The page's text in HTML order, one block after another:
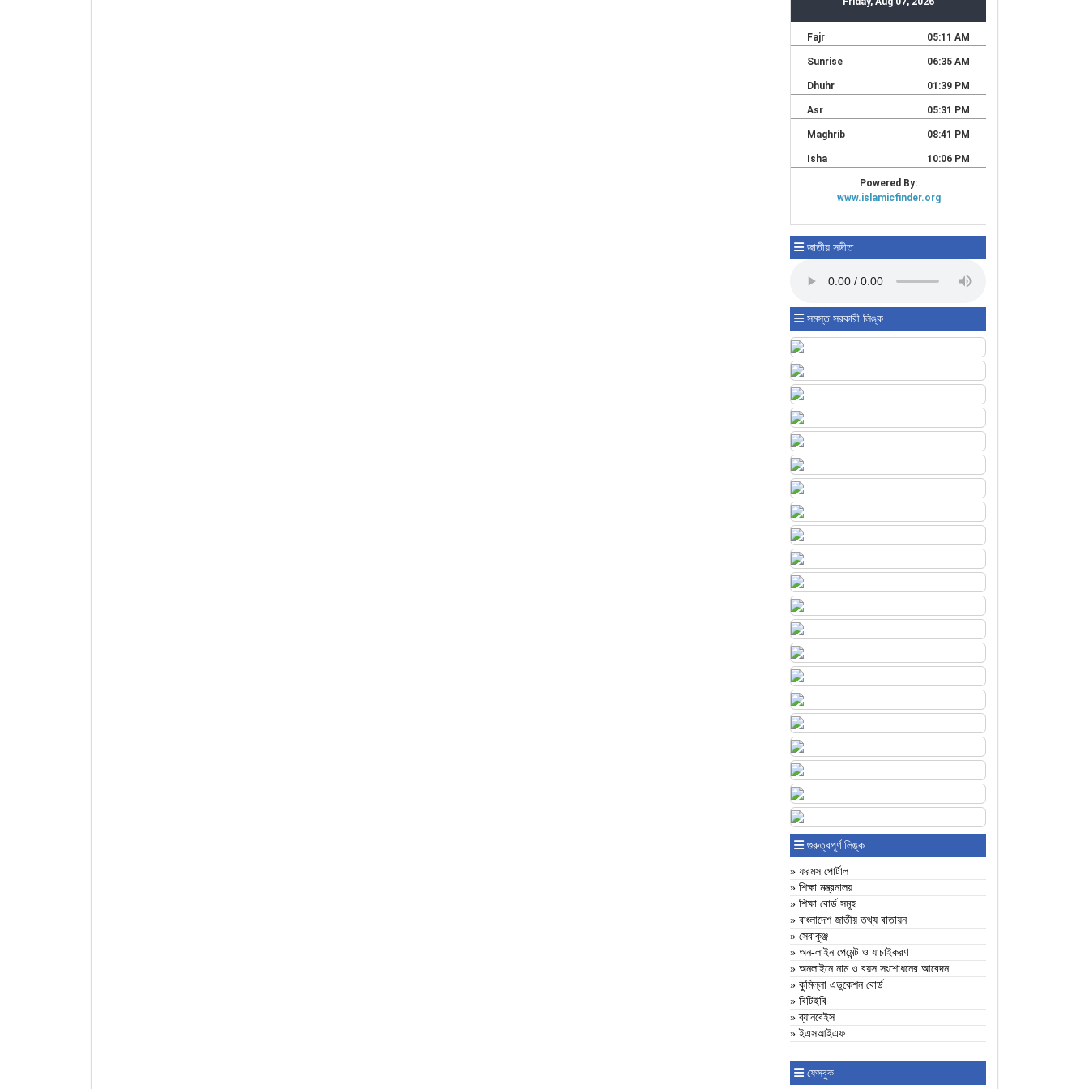
জাতীয় সঙ্গীত
সমস্ত সরকারী লিঙ্ক
গুরুত্বপূর্ণ লিঙ্ক
» ফরমস পোর্টাল
» শিক্ষা মন্ত্রনালয়
» শিক্ষা বোর্ড সমূহ
» বাংলাদেশ জাতীয় তথ্য বাতায়ন
» সেবাকুঞ্জ
» অন-লাইন পেমেন্ট ও যাচাইকরণ
» অনলাইনে নাম ও বয়স সংশোধনের আবেদন
» কুমিল্লা এডুকেশন বোর্ড
» বিটিইবি
» ব্যানবেইস
» ইএসআইএফ
ফেসবুক